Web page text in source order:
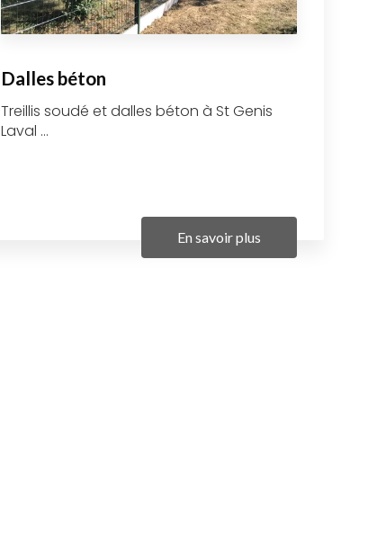
Dalles béton
Treillis soudé et dalles béton à St Genis
Laval ...
En savoir plus